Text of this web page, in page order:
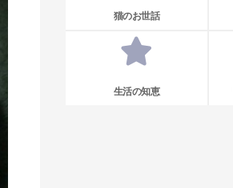
猫のお世話
生活の知恵